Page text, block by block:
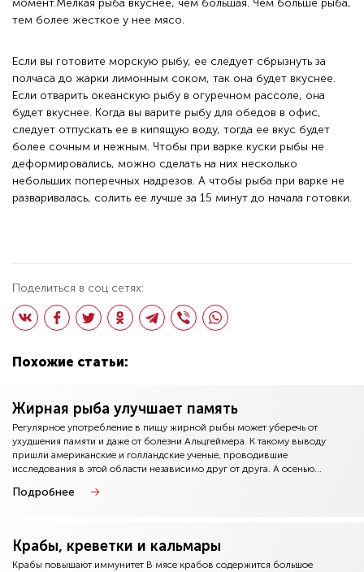
момент.Мелкая рыба вкуснее, чем большая. Чем больше рыба,
тем более жесткое у нее мясо.
Если вы готовите морскую рыбу, ее следует сбрызнуть за
полчаса до жарки лимонным соком, так она будет вкуснее.
Если отварить океанскую рыбу в огуречном рассоле, она
будет вкуснее. Когда вы варите рыбу для обедов в офис,
следует отпускать ее в кипящую воду, тогда ее вкус будет
более сочным и нежным. Чтобы при варке куски рыбы не
деформировались, можно сделать на них несколько
небольших поперечных надрезов. А чтобы рыба при варке не
разваривалась, солить ее лучше за 15 минут до начала готовки.
Поделиться в соц сетях:
Похожие статьи:
Жирная рыба улучшает память
Регулярное употребление в пищу жирной рыбы может уберечь от
ухудшения памяти и даже от болезни Альцгеймера. К такому выводу
пришли американские и голландские ученые, проводившие
исследования в этой области независимо друг от друга. А осенью...
Подробнее
Крабы, креветки и кальмары
Крабы повышают иммунитет В мясе крабов содержится большое